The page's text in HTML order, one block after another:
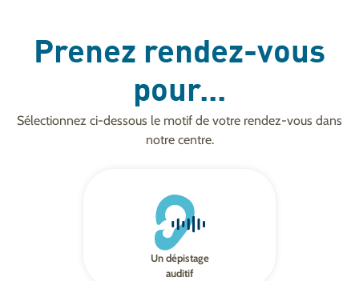
Prenez rendez-vous
pour...
Sélectionnez ci-dessous le motif de votre rendez-vous dans
notre centre.
Un dépistage
auditif